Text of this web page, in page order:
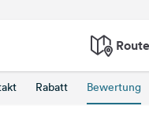
Rabatt Bewertung